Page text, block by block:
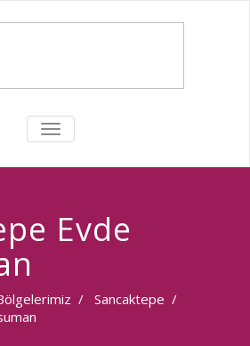
MENÜYÜ
DEĞIŞTIR
Evde
/ Sancaktepe /